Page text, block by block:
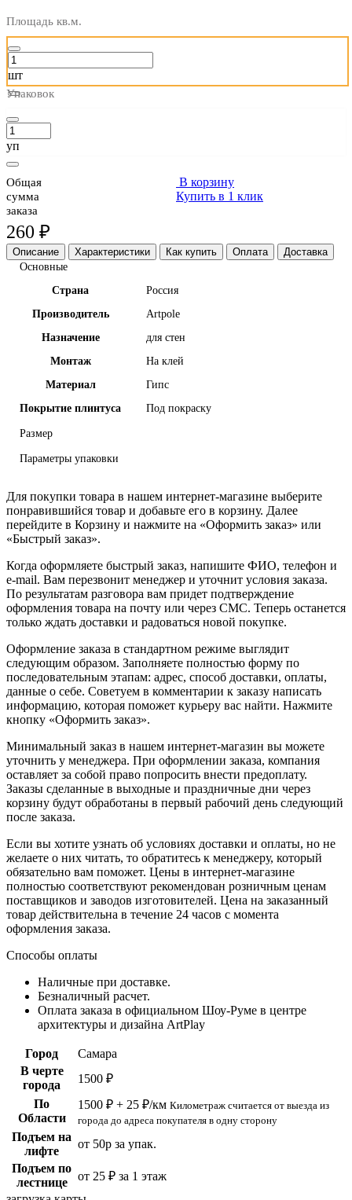
Площадь кв.м.
шт
Упаковок
уп
Общая
сумма
заказа
260 ₽
В корзину
Купить в 1 клик
Описание Характеристики Как купить Оплата
Доставка
Основные
Страна
Россия
Производитель
Artpole
Назначение
для стен
Монтаж
На клей
Материал
Гипс
Покрытие плинтуса
Под покраску
Размер
Параметры упаковки
Для покупки товара в нашем интернет-магазине выберите
понравившийся товар и добавьте его в корзину. Далее
перейдите в Корзину и нажмите на «Оформить заказ» или
«Быстрый заказ».
Когда оформляете быстрый заказ, напишите ФИО, телефон и
e-mail. Вам перезвонит менеджер и уточнит условия заказа.
По результатам разговора вам придет подтверждение
оформления товара на почту или через СМС. Теперь останется
только ждать доставки и радоваться новой покупке.
Оформление заказа в стандартном режиме выглядит
следующим образом. Заполняете полностью форму по
последовательным этапам: адрес, способ доставки, оплаты,
данные о себе. Советуем в комментарии к заказу написать
информацию, которая поможет курьеру вас найти. Нажмите
кнопку «Оформить заказ».
Минимальный заказ в нашем интернет-магазин вы можете
уточнить у менеджера. При оформлении заказа, компания
оставляет за собой право попросить внести предоплату.
Заказы сделанные в выходные и праздничные дни через
корзину будут обработаны в первый рабочий день следующий
после заказа.
Если вы хотите узнать об условиях доставки и оплаты, но не
желаете о них читать, то обратитесь к менеджеру, который
обязательно вам поможет. Цены в интернет-магазине
полностью соответствуют рекомендован розничным ценам
поставщиков и заводов изготовителей. Цена на заказанный
товар действительна в течение 24 часов с момента
оформления заказа.
Способы оплаты
Наличные при доставке.
Безналичный расчет.
Оплата заказа в официальном Шоу-Руме в центре
архитектуры и дизайна ArtPlay
Город
Самара
В черте
города
1500 ₽
По
Области
1500 ₽ + 25 ₽/км Километраж считается от выезда из
города до адреса покупателя в одну сторону
Подъем на
лифте
от 50р за упак.
Подъем по
лестнице
от 25 ₽ за 1 этаж